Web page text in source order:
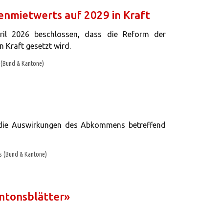
auf 2029 in Kraft
2026 beschlossen, dass die Reform der
Kraft gesetzt wird.
& Kantone)
Auswirkungen des Abkommens betreffend
(Bund & Kantone)